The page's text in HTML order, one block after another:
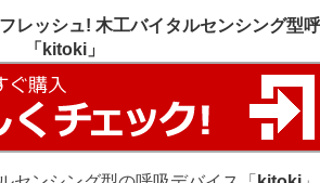
レッシュ! 木工バイタルセンシング型
「kitoki」